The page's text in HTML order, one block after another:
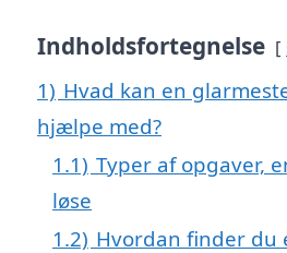
Indholdsfortegnelse
1) Hvad kan en
hjælpe med?
1.1) Typer af opgaver,
løse
1.2) Hvordan finder du